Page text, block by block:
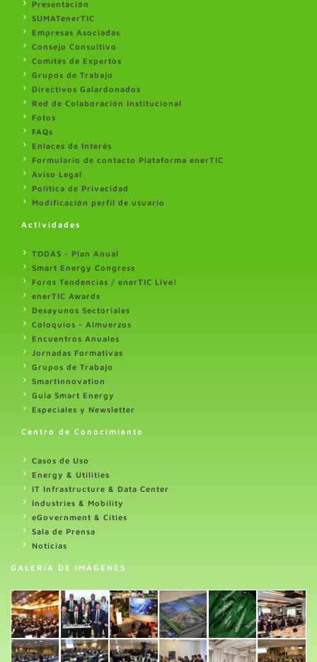
Presentación
SUMATenerTIC
Empresas Asociadas
Consejo Consultivo
Comités de Expertos
Grupos de Trabajo
Directivos Galardonados
Red de Colaboración Institucional
Fotos
FAQs
Enlaces de Interés
Formulario de contacto Plataforma enerTIC
Aviso Legal
Politica de Privacidad
Modificación perfil de usuario
Actividades
TODAS - Plan Anual
Smart Energy Congress
Foros Tendencias / enerTIC Live!
enerTIC Awards
Desayunos Sectoriales
Coloquios - Almuerzos
Encuentros Anuales
Jornadas Formativas
Grupos de Trabajo
SmartInnovation
Guia Smart Energy
Especiales y Newsletter
Centro de Conocimiento
Casos de Uso
Energy & Utilities
IT Infrastructure & Data Center
Industries & Mobility
eGovernment & Cities
Sala de Prensa
Noticias
GALERÍA DE IMÁGENES